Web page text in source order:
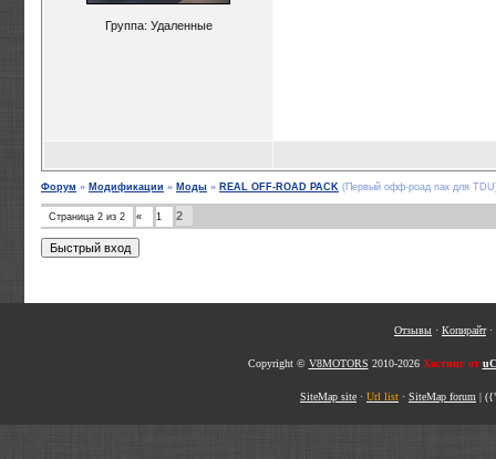
Группа: Удаленные
Форум » Модификации » Моды » REAL OFF-ROAD PACK (Первый офф-роад пак для
Страница 2 из 2 « 1 2
Отзывы · Копирайт·
Copyright © V8MOTORS 2010-2026 Хостинг от
SiteMap site · Url list · SiteMap forum |